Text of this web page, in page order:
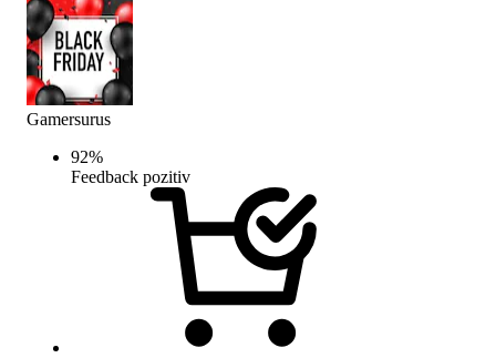
Gamersurus
92%
Feedback pozitiv